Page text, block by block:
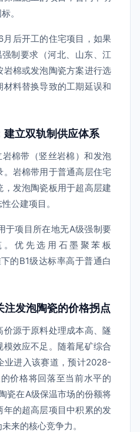
。
月后开工的住宅项目，如果
制要求（河北、山东、江
棉或发泡陶瓷方案进行选
料替换导致的工期延误和
立双轨制供应体系
岩棉带（竖丝岩棉）和发泡
岩棉带用于普通高层住宅
发泡陶瓷板用于超高层建
公建项目。
于项目所在地无A级强制要
优先选用石墨聚苯板
的B1级达标率高于普通白
发泡陶瓷的价格拐点
源于原料处理成本高、隧
效应不足。随着尾矿综合
业进入该赛道，预计2028-
价格将回落至当前水平的
瓷在A级保温市场的份额将
年的超高层项目中积累的发
来的核心竞争力。